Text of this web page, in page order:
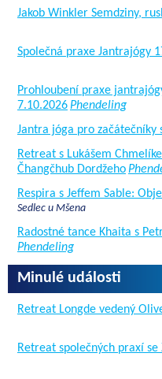
Jakob Winkler Semdziny,
Společná praxe Jantrajógy
Prohloubení praxe
7.10.2026Phendeling
Jantra jóga pro začátečníky
Retreat s Lukášem
Čhangčhub Dordžeho
Respira s Jeffem Sable:
Sedlec u Mšena
Radostné tance Khaita s
Phendeling
Minulé události
Retreat Longde vedený
Retreat společných praxí